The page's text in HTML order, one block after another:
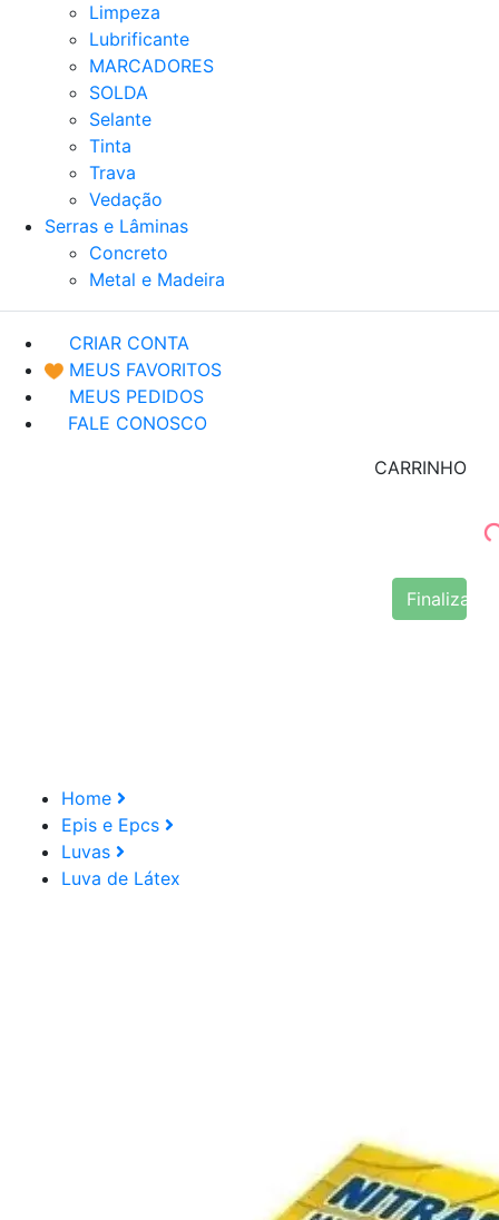
Limpeza
Lubrificante
MARCADORES
SOLDA
Selante
Tinta
Trava
Vedação
Serras e Lâminas
Concreto
Metal e Madeira
CRIAR CONTA
MEUS FAVORITOS
MEUS PEDIDOS
FALE CONOSCO
CARRINHO
Finalizar
Home
Epis e Epcs
Luvas
Luva de Látex